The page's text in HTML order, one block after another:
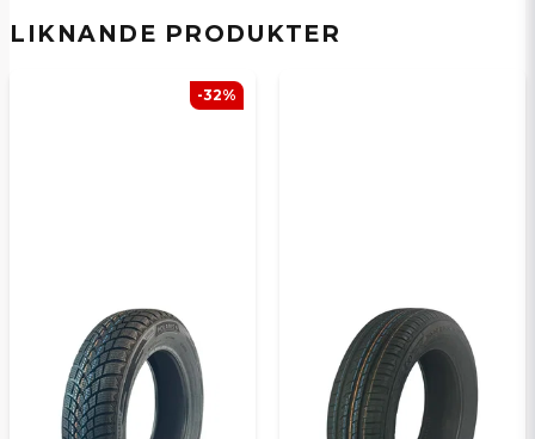
LIKNANDE PRODUKTER
-32%
Skicka en fråga